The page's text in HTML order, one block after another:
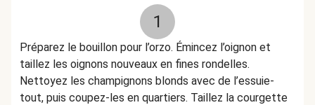
1
Préparez le bouillon pour l’orzo. Émincez l’oignon et
taillez les oignons nouveaux en fines rondelles.
Nettoyez les champignons blonds avec de l’essuie-
tout, puis coupez-les en quartiers. Taillez la courgette